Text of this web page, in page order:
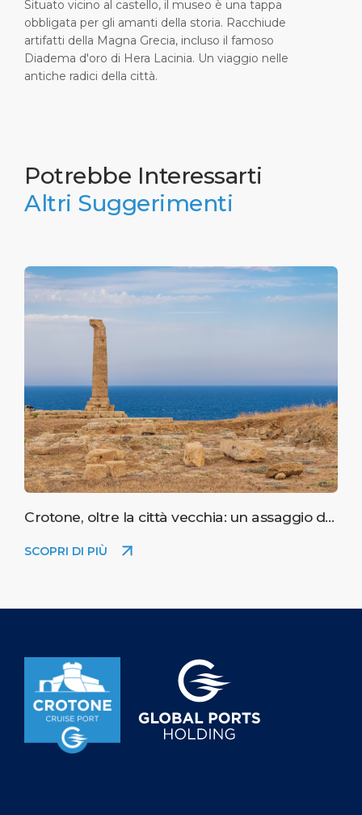
Situato vicino al castello, il museo è una tappa
obbligata per gli amanti della storia. Racchiude
artifatti della Magna Grecia, incluso il famoso
Diadema d'oro di Hera Lacinia. Un viaggio nelle
antiche radici della città.
Fate una piccola pausa in uno dei bar lungo Corso
Vittorio Veneto, la strada principale. Godetevi un caffè
espresso o provate l'aperitivo calabrese, con
Potrebbe Interessarti
Altri Suggerimenti
Crotone, oltre la città vecchia: un assaggio del
SCOPRI DI PIÙ